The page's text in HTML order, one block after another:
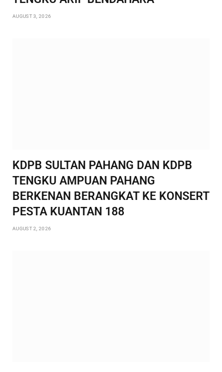
AUGUST 3, 2026
KDPB SULTAN PAHANG DAN KDPB
TENGKU AMPUAN PAHANG
BERKENAN BERANGKAT KE KONSERT
PESTA KUANTAN 188
AUGUST 2, 2026